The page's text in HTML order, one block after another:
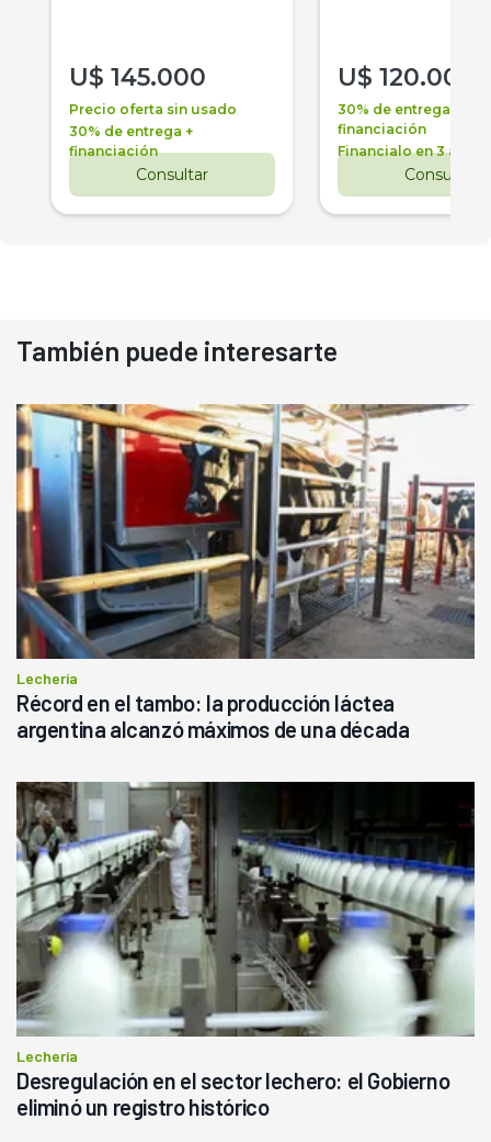
U$ 145.000
Precio oferta sin usado
30% de entrega +
financiación
Consultar
U$ 120.000
30% de entrega +
financiación
Financialo en 3 años
Consultar
También puede interesarte
Lechería
Récord en el tambo: la producción láctea
argentina alcanzó máximos de una década
Lechería
Desregulación en el sector lechero: el Gobierno
eliminó un registro histórico